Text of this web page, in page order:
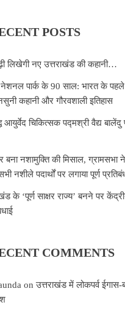
POSTS
लिखेगी नए उत्तराखंड की कहानी…
नेशनल पार्क के 90 साल: भारत के
कहानी और गौरवशाली इतिहास
आयुर्वेद चिकित्सक पद्मश्री वैद्य
बना नशामुक्ति की मिसाल, ग्रामसभा
नशीले पदार्थों पर लगाया पूर्ण
के ‘पूर्ण साक्षर राज्य’ बनने पर
COMMENTS
onउत्तराखंड में लोकपर्व ईगास-